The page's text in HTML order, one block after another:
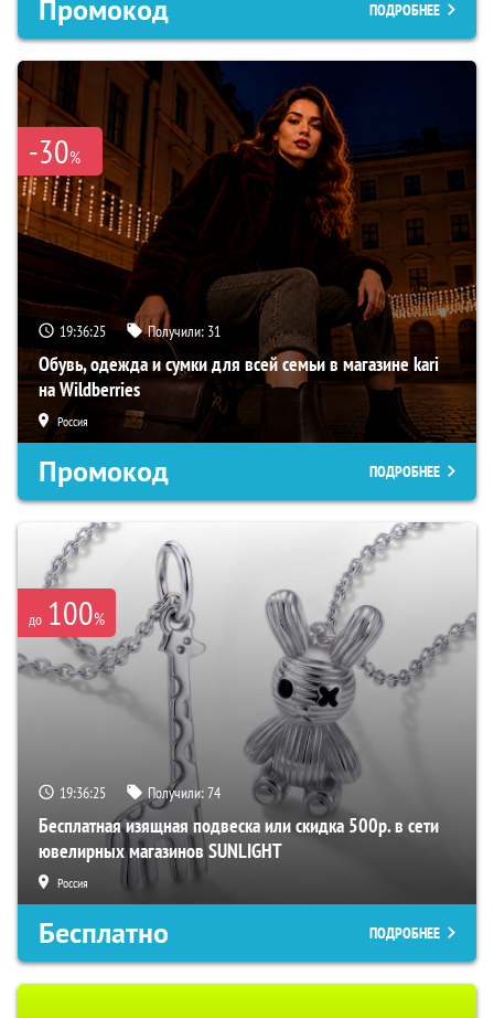
Промокод ПОДРОБНЕЕ
-30%
19:36:25 Получили: 31
Обувь, одежда и сумки для всей семьи в магазине kari
на Wildberries
Россия
Промокод ПОДРОБНЕЕ
до 100%
19:36:25 Получили:74
Бесплатная изящная подвеска или скидка 500р. в сети
ювелирных магазинов SUNLIGHT
Россия
Бесплатно ПОДРОБНЕЕ